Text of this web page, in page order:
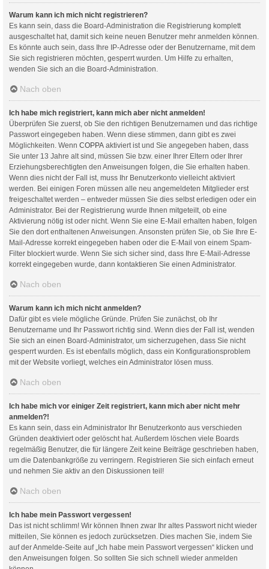
Warum kann ich mich nicht registrieren?
Es kann sein, dass die Board-Administration die Registrierung komplett
ausgeschaltet hat, damit sich keine neuen Benutzer mehr anmelden können.
Es könnte auch sein, dass Ihre IP-Adresse oder der Benutzername, mit dem
Sie sich registrieren möchten, gesperrt wurden. Um Hilfe zu erhalten,
wenden Sie sich an die Board-Administration.
Nach oben
Ich habe mich registriert, kann mich aber nicht anmelden!
Überprüfen Sie zuerst, ob Sie den richtigen Benutzernamen und das richtige
Passwort eingegeben haben. Wenn diese stimmen, dann gibt es zwei
Möglichkeiten. Wenn COPPA aktiviert ist und Sie angegeben haben, dass
Sie unter 13 Jahre alt sind, müssen Sie bzw. einer Ihrer Eltern oder Ihrer
Erziehungsberechtigten den Anweisungen folgen, die Sie erhalten haben.
Wenn dies nicht der Fall ist, muss Ihr Benutzerkonto vielleicht aktiviert
werden. Bei einigen Foren müssen alle neu angemeldeten Mitglieder erst
freigeschaltet werden – entweder müssen Sie dies selbst erledigen oder ein
Administrator. Bei der Registrierung wurde Ihnen mitgeteilt, ob eine
Aktivierung nötig ist oder nicht. Wenn Sie eine E-Mail erhalten haben, folgen
Sie den dort enthaltenen Anweisungen. Ansonsten prüfen Sie, ob Sie Ihre E-
Mail-Adresse korrekt eingegeben haben oder die E-Mail von einem Spam-
Filter blockiert wurde. Wenn Sie sich sicher sind, dass Ihre E-Mail-Adresse
korrekt eingegeben wurde, dann kontaktieren Sie einen Administrator.
Nach oben
Warum kann ich mich nicht anmelden?
Dafür gibt es viele mögliche Gründe. Prüfen Sie zunächst, ob Ihr
Benutzername und Ihr Passwort richtig sind. Wenn dies der Fall ist, wenden
Sie sich an einen Board-Administrator, um sicherzugehen, dass Sie nicht
gesperrt wurden. Es ist ebenfalls möglich, dass ein Konfigurationsproblem
mit der Website vorliegt, welches ein Administrator lösen muss.
Nach oben
Ich habe mich vor einiger Zeit registriert, kann mich aber nicht mehr
anmelden?!
Es kann sein, dass ein Administrator Ihr Benutzerkonto aus verschieden
Gründen deaktiviert oder gelöscht hat. Außerdem löschen viele Boards
regelmäßig Benutzer, die für längere Zeit keine Beiträge geschrieben haben,
um die Datenbankgröße zu verringern. Registrieren Sie sich einfach erneut
und nehmen Sie aktiv an den Diskussionen teil!
Nach oben
Ich habe mein Passwort vergessen!
Das ist nicht schlimm! Wir können Ihnen zwar Ihr altes Passwort nicht wieder
mitteilen, Sie können es jedoch zurücksetzen. Dies machen Sie, indem Sie
auf der Anmelde-Seite auf „Ich habe mein Passwort vergessen“ klicken und
den Anweisungen folgen. So sollten Sie sich schnell wieder anmelden